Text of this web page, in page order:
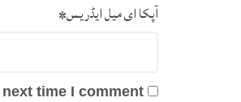
آپکا ای میل ایڈریس*
time I comment.